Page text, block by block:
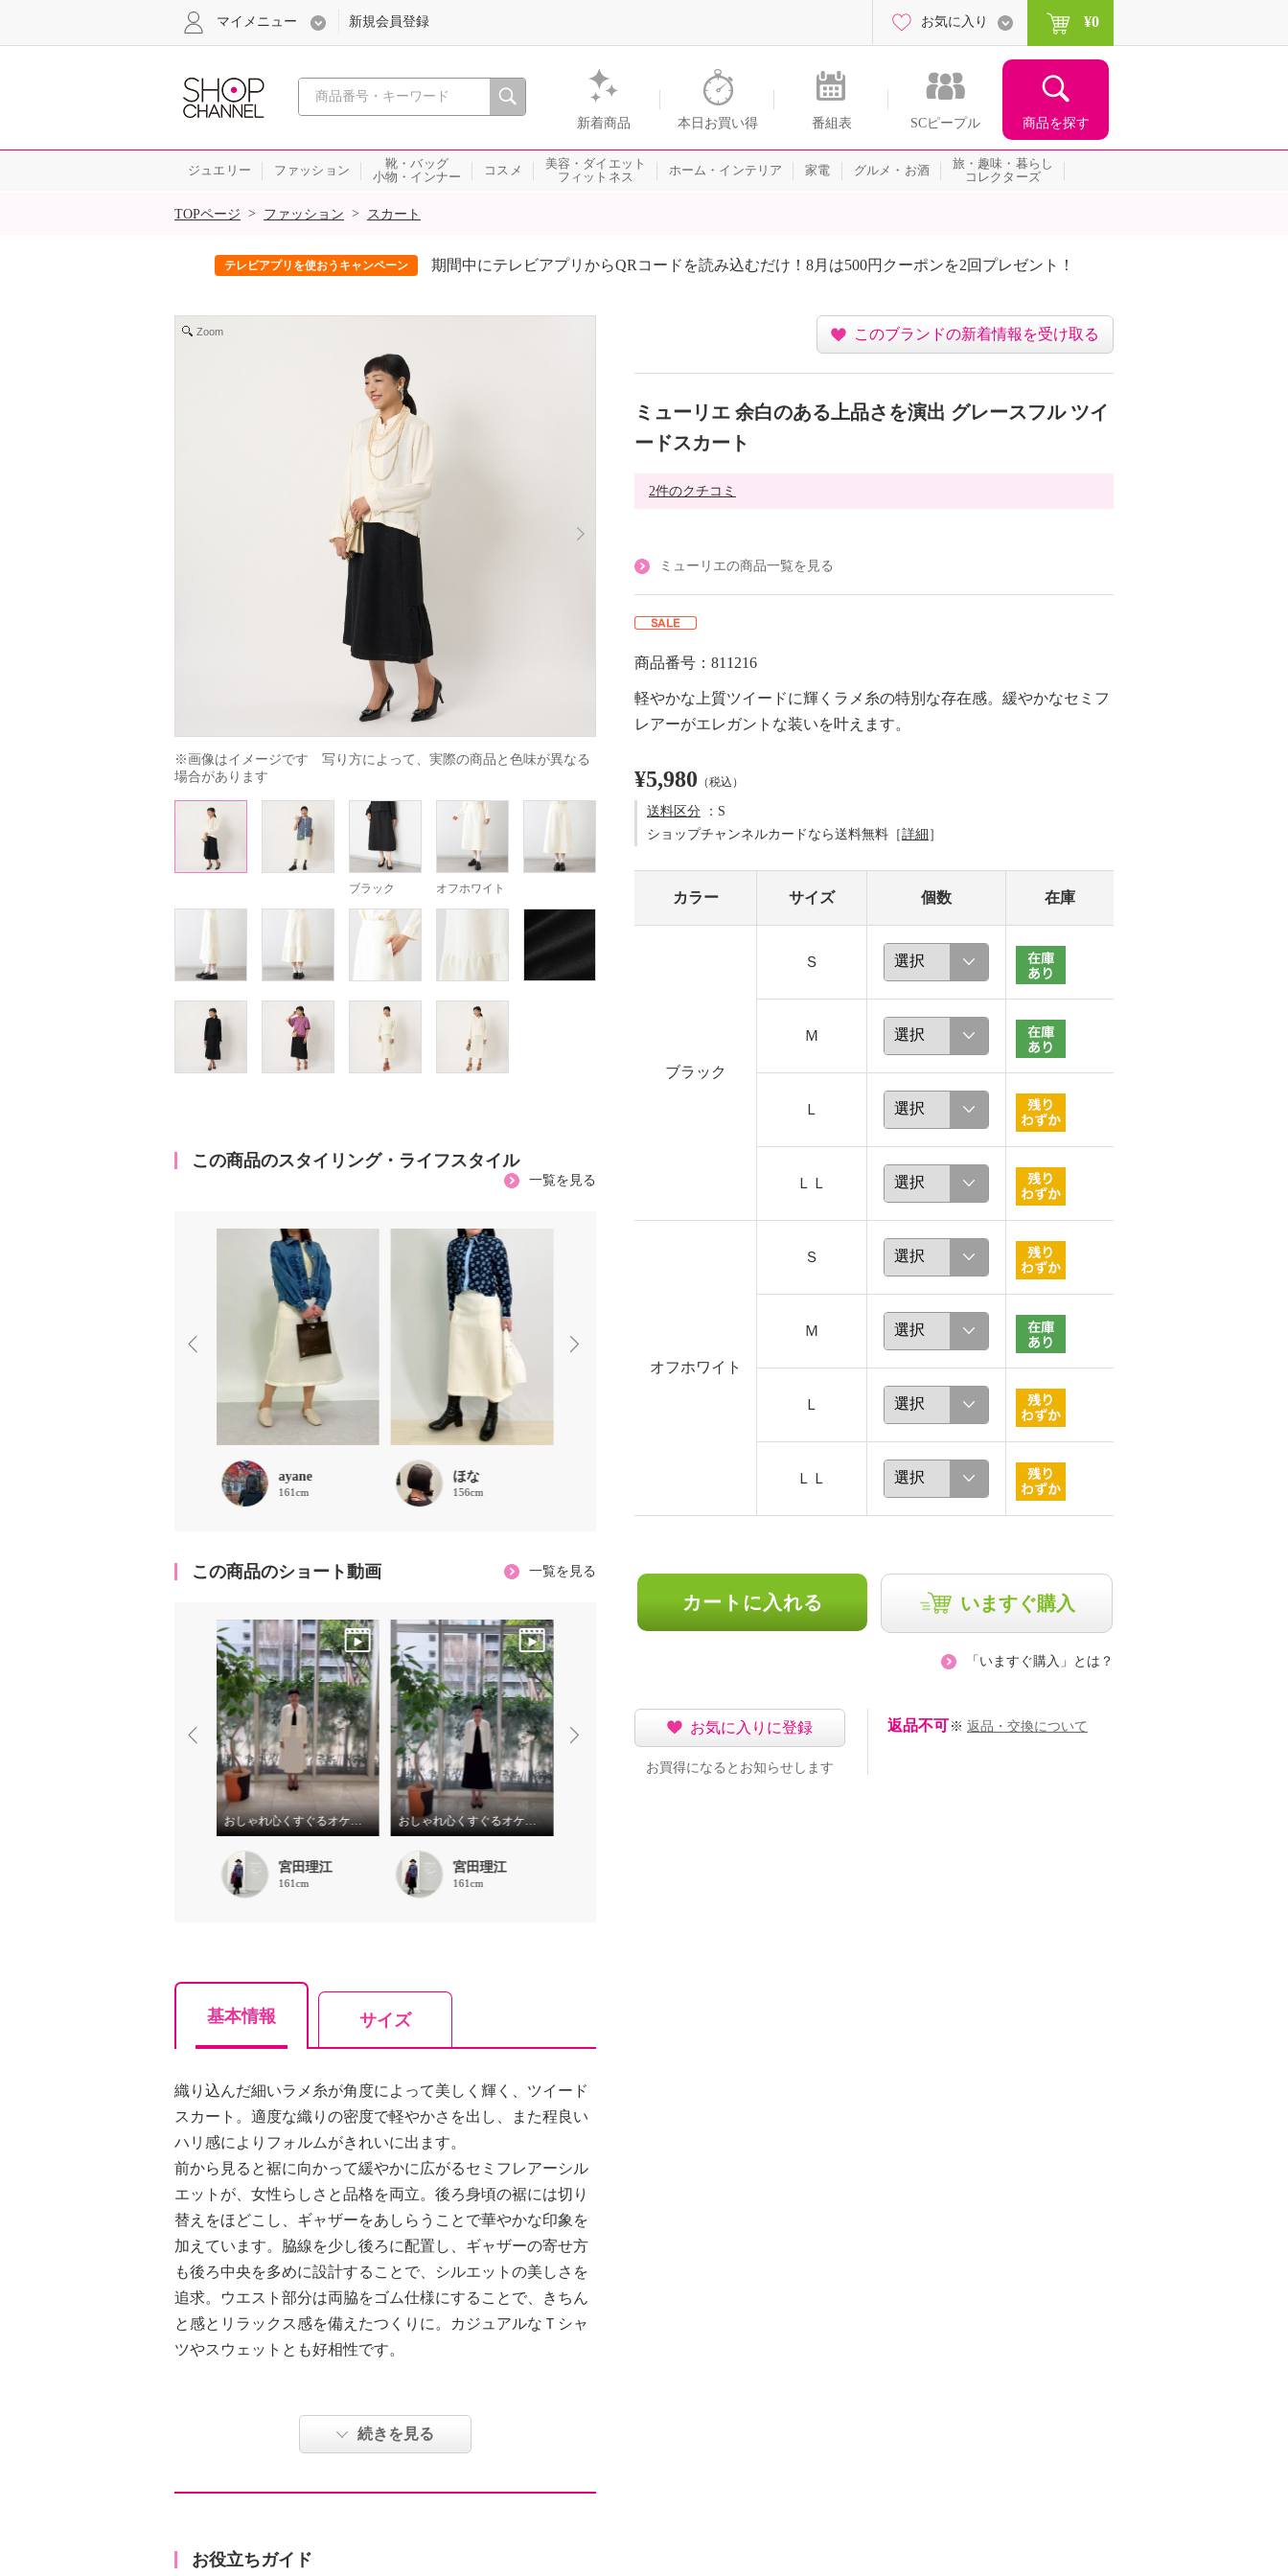
心おどる、瞬間を。通販・テレビショッピングのショップチャンネル
新着商品 本日お買い得 番組表 SCピープル 商品を探す
マイメニュー 新規会員登録 お気に入り ¥0
ジュエリー ファッション
靴・バッグ
小物・インナー
コスメ
美容・ダイエット
フィットネス
ホーム・インテリア 家電 グルメ・お酒
旅・趣味・暮らし
コレクターズ
SALE
TOPページ > ファッション > スカート
テレビアプリを使おうキャンペーン 期間中にテレビアプリからQRコードを読み込むだけ！8月は500円クーポンを2回プレゼント！
Zoom
※画像はイメージです　写り方によって、実際の商品と色味が異なる
場合があります
ブラック オフホワイト
この商品のスタイリング・ライフスタイル
一覧を見る
ayane
161cm
ほな
156cm
宮田理江 宮田理江
この商品のショート動画 一覧を見る
おしゃれ心くすぐるオケージョンスタイル
宮田理江
161cm
おしゃれ心くすぐるオケージョンスタイル
宮田理江
161cm
基本情報 サイズ
織り込んだ細いラメ糸が角度によって美しく輝く、ツイード
スカート。適度な織りの密度で軽やかさを出し、また程良い
ハリ感によりフォルムがきれいに出ます。
前から見ると裾に向かって緩やかに広がるセミフレアーシル
エットが、女性らしさと品格を両立。後ろ身頃の裾には切り
替えをほどこし、ギャザーをあしらうことで華やかな印象を
加えています。脇線を少し後ろに配置し、ギャザーの寄せ方
も後ろ中央を多めに設計することで、シルエットの美しさを
追求。ウエスト部分は両脇をゴム仕様にすることで、きちん
と感とリラックス感を備えたつくりに。カジュアルなＴシャ
ツやスウェットとも好相性です。
・開きの仕様：ファスナー、ホック
・ボトムウエスト：両脇ゴム
続きを見る
お役立ちガイド
このブランドの新着情報を受け取る
ミューリエ 余白のある上品さを演出 グレースフル ツイ
ードスカート
2件のクチコミ
ミューリエの商品一覧を見る
商品番号：811216
軽やかな上質ツイードに輝くラメ糸の特別な存在感。緩やかなセミフ
レアーがエレガントな装いを叶えます。
¥5,980 （税込）
送料区分 ：S
ショップチャンネルカードなら送料無料［詳細 ］
カラー サイズ 個数 在庫
ブラック
Ｓ
Ｍ
Ｌ
ＬＬ
オフホワイト
Ｓ
Ｍ
Ｌ
ＬＬ
カートに入れる いますぐ購入
「いますぐ購入」とは？
お気に入りに登録
お買得になるとお知らせします
返品不可 ※ 返品・交換について